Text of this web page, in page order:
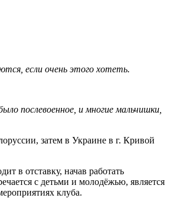
если очень этого хотеть.
послевоенное, и многие мальчишки,
затем в Украине в г. Кривой
в отставку, начав работать
с детьми и молодёжью, является
клуба.